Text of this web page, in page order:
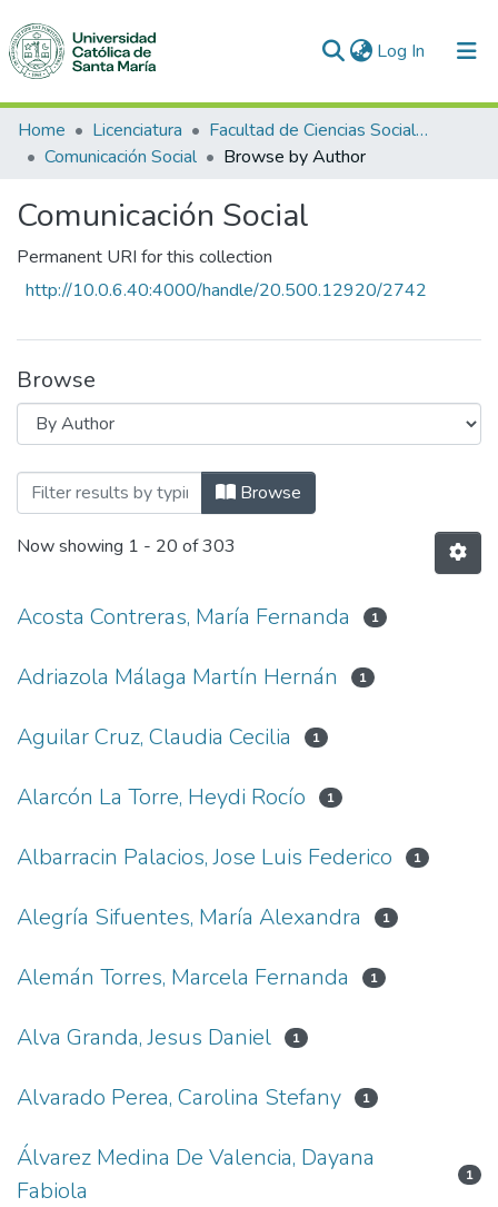
Log In (current)
Communities & Collections
All of DSpace
Home Licenciatura
Facultad de Ciencias Sociales y Humanidades
Comunicación Social
Browse by Author
Comunicación Social
Permanent URI for this collection
http://10.0.6.40:4000/handle/20.500.12920/2742
Browse
Browsing Comunicación Social by Author
Browse
Now showing 1 - 20 of 303
Acosta Contreras, María Fernanda 1
Adriazola Málaga Martín Hernán 1
Aguilar Cruz, Claudia Cecilia 1
Alarcón La Torre, Heydi Rocío 1
Albarracin Palacios, Jose Luis Federico 1
Alegría Sifuentes, María Alexandra 1
Alemán Torres, Marcela Fernanda 1
Alva Granda, Jesus Daniel 1
Alvarado Perea, Carolina Stefany 1
Álvarez Medina De Valencia, Dayana
Fabiola
1